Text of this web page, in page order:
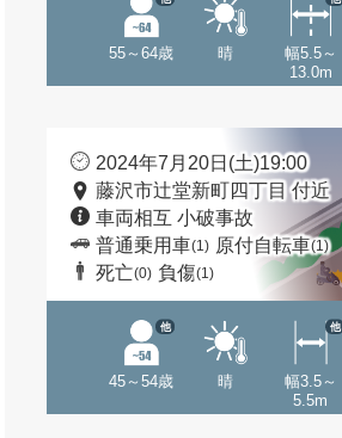
55～64歳 晴
幅5.5～
13.0m
2024年7月20日(土)19:00
藤沢市辻堂新町四丁目 付近
車両相互 小破事故
普通乗用車(1) 原付自転車(1)
死亡(0) 負傷(1)
45～54歳
他
晴
幅3.5～
5.5m
他